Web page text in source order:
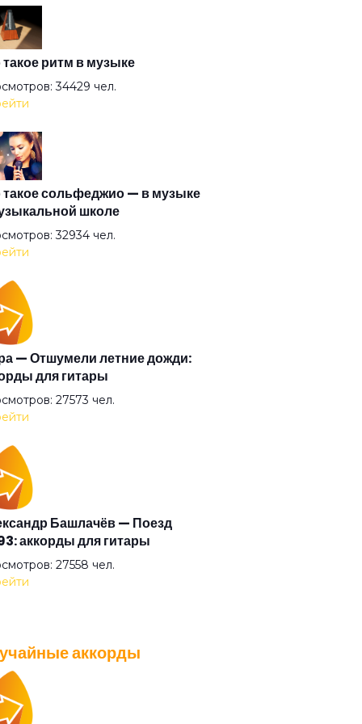
вода
мальчики
пятно
человеков
глаза
тишины
такое ритм в музыке
34429 чел.
такое сольфеджио — в музыке
школе
32934 чел.
— Отшумели летние дожди:
для гитары
27573 чел.
Башлачёв — Поезд
аккорды для гитары
27558 чел.
— Плохо танцевать: аккорды
аккорды